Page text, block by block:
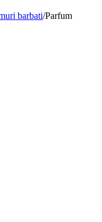
barbati/Parfum